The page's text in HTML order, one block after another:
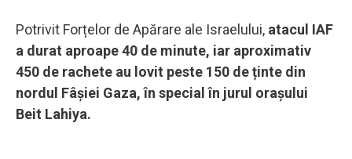
Potrivit Forțelor de Apărare ale Israelului, atacul IAF
a durat aproape 40 de minute, iar aproximativ
450 de rachete au lovit peste 150 de ținte din
nordul Fâşiei Gaza, în special în jurul orașului
Beit Lahiya.